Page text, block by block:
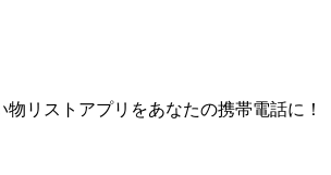
物リストアプリをあなたの携帯電話に！